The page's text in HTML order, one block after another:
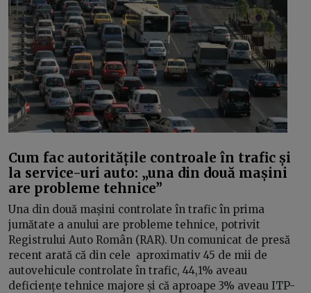
Cum fac autoritățile controale în trafic și
la service-uri auto: „una din două mașini
are probleme tehnice”
Una din două mașini controlate în trafic în prima
jumătate a anului are probleme tehnice, potrivit
Registrului Auto Român (RAR). Un comunicat de presă
recent arată că din cele aproximativ 45 de mii de
autovehicule controlate în trafic, 44,1% aveau
deficiențe tehnice majore și că aproape 3% aveau ITP-